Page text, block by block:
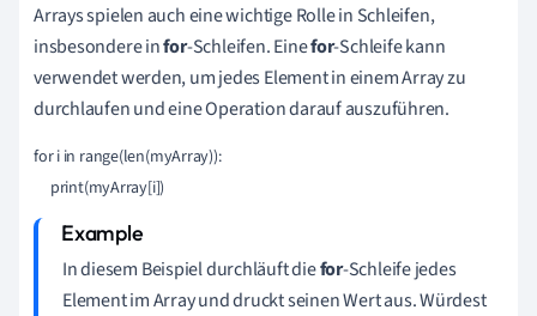
Arrays spielen auch eine wichtige Rolle in Schleifen,
insbesondere infor-Schleifen. Einefor-Schleife kann
verwendet werden, um jedes Element in einem Array zu
durchlaufen und eine Operation darauf auszuführen.
for i in range(len(myArray)):
In diesem Beispiel durchläuft diefor-Schleife jedes
Element im Array und druckt seinen Wert aus. Würdest